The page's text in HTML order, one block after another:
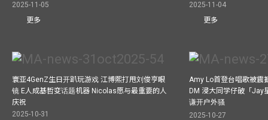
2025-11-05
更多
2025-11-04
更多
寰亚4GenZ生日开趴玩游戏 江博熙打甩刘俊亨眼
镜 E人成基哲变话题机器 Nicolas愿与最重要的人
庆祝
2025-10-31
Amy Lo首登台唱歌被震
DM 浸大同学仔破「Jay
谦开户外骚
2025-10-27